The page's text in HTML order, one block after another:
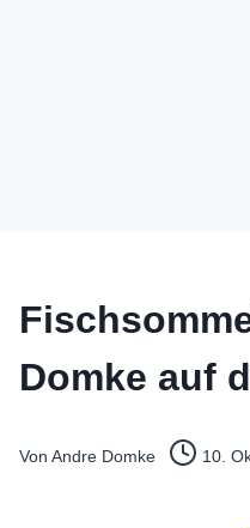
Domke auf
Von Andre Domke 10.